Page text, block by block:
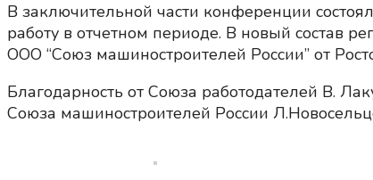
В заключительной части конференции
работу в отчетном периоде. В новый состав
ООО “Союз машиностроителей России” от
Благодарность от Союза работодателей В.
Союза машиностроителей России